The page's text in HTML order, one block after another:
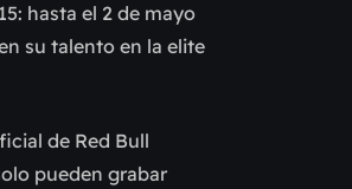
hasta el 2 de mayo
su talento en la elite
de Red Bull
pueden grabar